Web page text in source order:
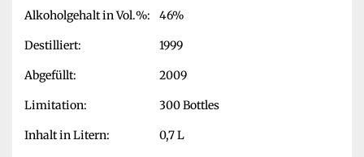
Alkoholgehalt in Vol.%:
46%
Destilliert: 1999
Abgefüllt: 2009
Limitation: 300 Bottles
Inhalt in Litern: 0,7 L